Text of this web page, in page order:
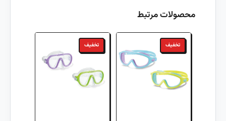
محصولات مرتبط
تخفیف تخفیف